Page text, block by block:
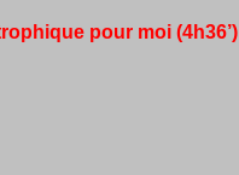
pour moi (4h36’)